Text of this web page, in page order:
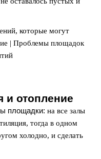
и отопление
площадки: на все залы
тогда в одном
холодно, и сделать